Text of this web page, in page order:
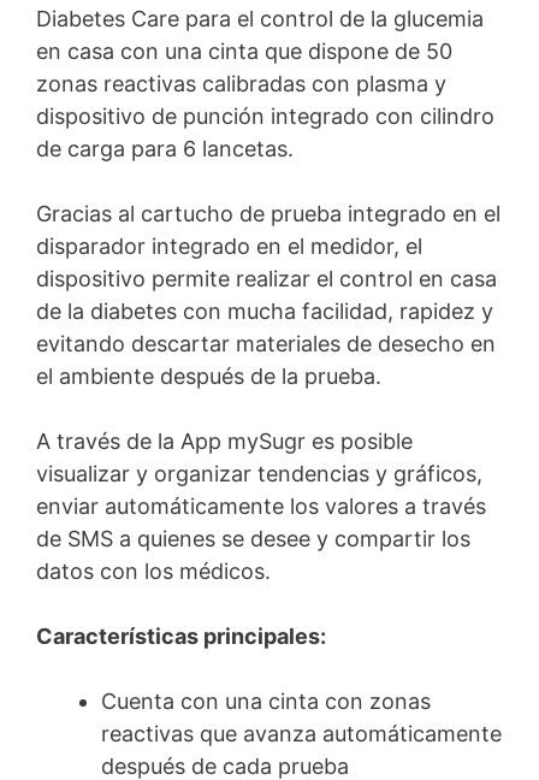
Diabetes Care para el control de la glucemia
en casa con una cinta que dispone de 50
zonas reactivas calibradas con plasma y
dispositivo de punción integrado con cilindro
de carga para 6 lancetas.
Gracias al cartucho de prueba integrado en el
disparador integrado en el medidor, el
dispositivo permite realizar el control en casa
de la diabetes con mucha facilidad, rapidez y
evitando descartar materiales de desecho en
el ambiente después de la prueba.
A través de la App mySugr es posible
visualizar y organizar tendencias y gráficos,
enviar automáticamente los valores a través
de SMS a quienes se desee y compartir los
datos con los médicos.
Características principales:
Cuenta con una cinta con zonas
reactivas que avanza automáticamente
después de cada prueba